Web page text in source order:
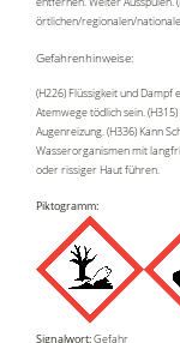
örtlichen/regionalen/
Gefahrenhinweise:
(H226) Flüssigkeit und Dampf
Atemwege tödlich sein.
Augenreizung. (H336) Kann
Wasserorganismen mit
oder rissiger Haut führen.
Piktogramm:
Signalwort:Gefahr